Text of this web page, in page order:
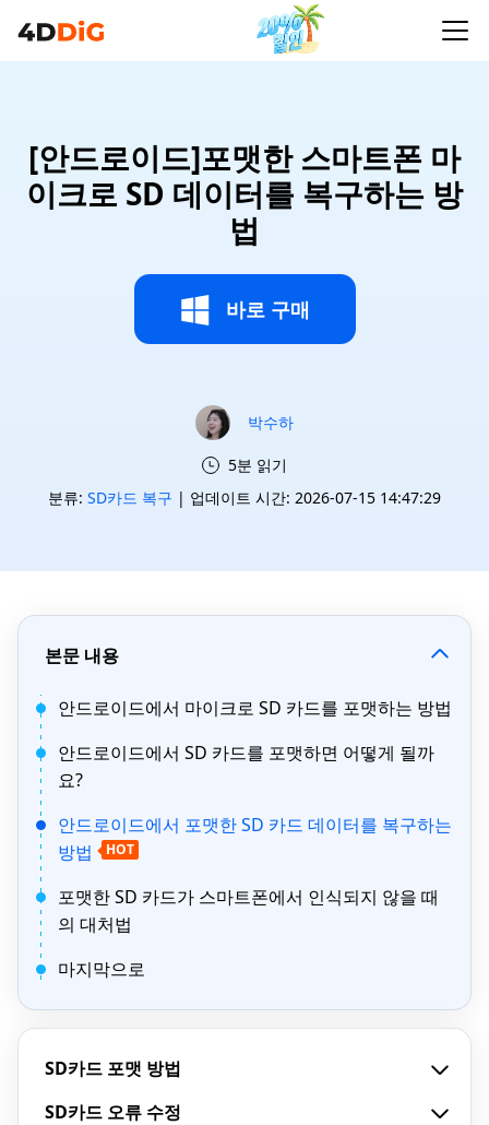
[안드로이드]포맷한 스마트폰 마
이크로 SD 데이터를 복구하는 방
법
바로 구매
박수하
5분 읽기
분류: SD카드 복구 | 업데이트 시간: 2026-07-15 14:47:29
본문 내용
안드로이드에서 마이크로 SD 카드를 포맷하는 방법
안드로이드에서 SD 카드를 포맷하면 어떻게 될까
요?
안드로이드에서 포맷한 SD 카드 데이터를 복구하는
방법
HOT
포맷한 SD 카드가 스마트폰에서 인식되지 않을 때
의 대처법
마지막으로
SD카드 포맷 방법
SD카드 오류 수정